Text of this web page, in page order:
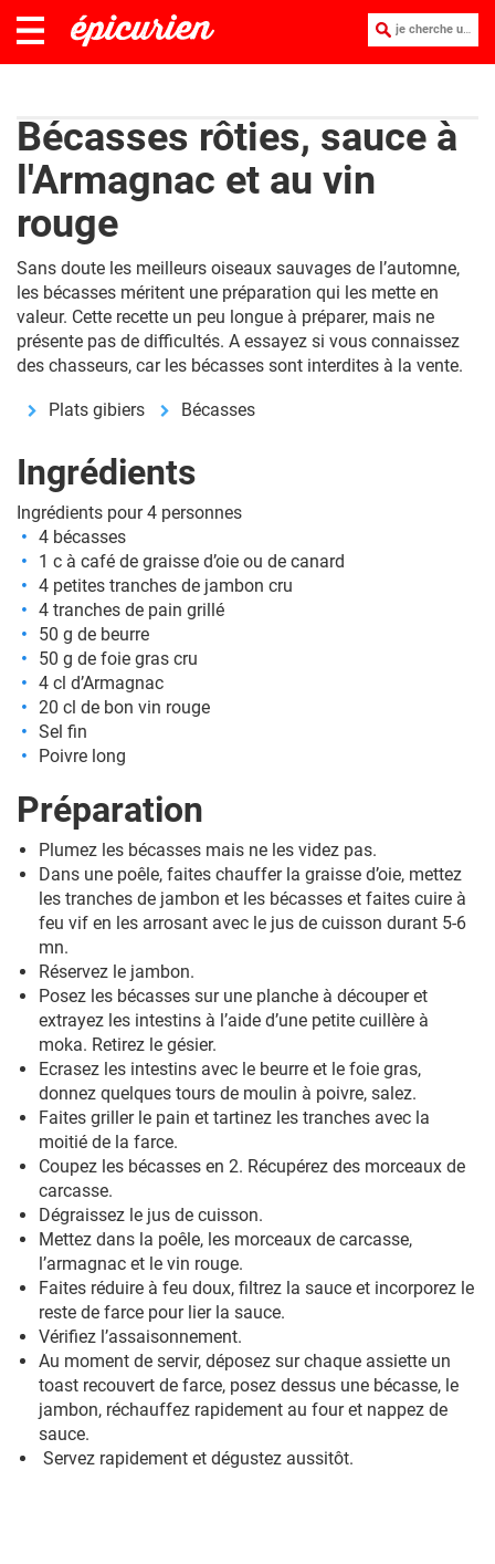
je cherche une recette :
Bécasses rôties, sauce à
l'Armagnac et au vin
rouge
Sans doute les meilleurs oiseaux sauvages de l’automne,
les bécasses méritent une préparation qui les mette en
valeur. Cette recette un peu longue à préparer, mais ne
présente pas de difficultés. A essayez si vous connaissez
des chasseurs, car les bécasses sont interdites à la vente.
Plats gibiers Bécasses
Ingrédients
Ingrédients pour 4 personnes
4 bécasses
1 c à café de graisse d’oie ou de canard
4 petites tranches de jambon cru
4 tranches de pain grillé
50 g de beurre
50 g de foie gras cru
4 cl d’Armagnac
20 cl de bon vin rouge
Sel fin
Poivre long
Préparation
Plumez les bécasses mais ne les videz pas.
Dans une poêle, faites chauffer la graisse d’oie, mettez
les tranches de jambon et les bécasses et faites cuire à
feu vif en les arrosant avec le jus de cuisson durant 5-6
mn.
Réservez le jambon.
Posez les bécasses sur une planche à découper et
extrayez les intestins à l’aide d’une petite cuillère à
moka. Retirez le gésier.
Ecrasez les intestins avec le beurre et le foie gras,
donnez quelques tours de moulin à poivre, salez.
Faites griller le pain et tartinez les tranches avec la
moitié de la farce.
Coupez les bécasses en 2. Récupérez des morceaux de
carcasse.
Dégraissez le jus de cuisson.
Mettez dans la poêle, les morceaux de carcasse,
l’armagnac et le vin rouge.
Faites réduire à feu doux, filtrez la sauce et incorporez le
reste de farce pour lier la sauce.
Vérifiez l’assaisonnement.
Au moment de servir, déposez sur chaque assiette un
toast recouvert de farce, posez dessus une bécasse, le
jambon, réchauffez rapidement au four et nappez de
sauce.
Servez rapidement et dégustez aussitôt.